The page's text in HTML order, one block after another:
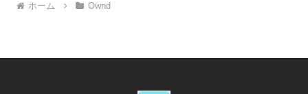
ホーム Ownd